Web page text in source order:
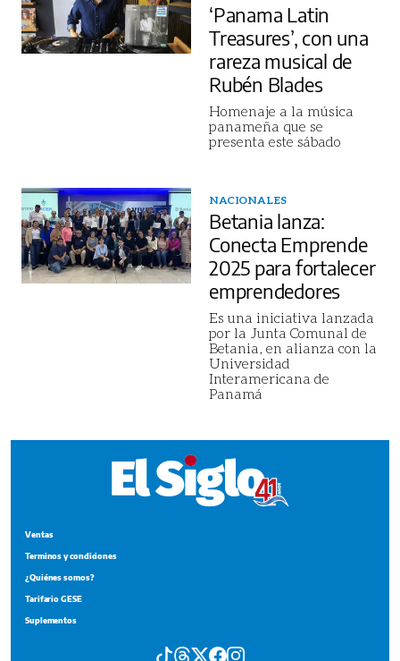
‘Panama Latin
Treasures’, con una
rareza musical de
Rubén Blades
Homenaje a la música
panameña que se
presenta este sábado
NACIONALES
Betania lanza:
Conecta Emprende
2025 para fortalecer
emprendedores
Es una iniciativa lanzada
por la Junta Comunal de
Betania, en alianza con la
Universidad
Interamericana de
Panamá
Ventas
Terminos y condiciones
¿Quiénes somos?
Tarifario GESE
Suplementos